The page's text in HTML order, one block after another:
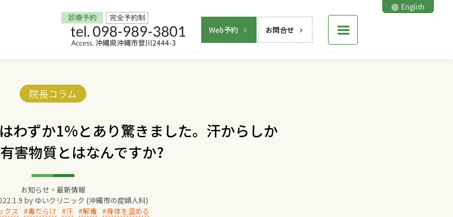
Web予約 お問合せ
English
Categories:
院長コラム
わずか1%とあり驚きました。汗からしか
害物質とはなんですか?
お知らせ・最新情報
by ゆいクリニック (沖縄市の産婦人科)
クス 毒だらけ 汗 解毒 身体を温める
Home
交通アクセス
院長からのごあいさつ
ゆいクリニックの経営理念